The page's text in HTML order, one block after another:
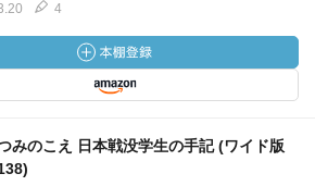
4
みのこえ 日本戦没学生の手記 (ワイド版